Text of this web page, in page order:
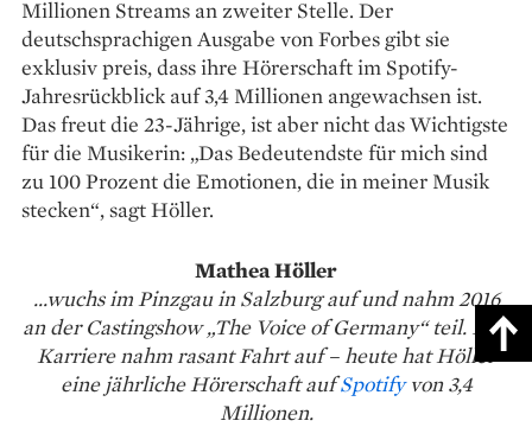
Millionen Streams an zweiter Stelle. Der
deutschsprachigen Ausgabe von Forbes gibt sie
exklusiv preis, dass ihre Hörerschaft im Spotify-
Jahresrückblick auf 3,4 Millionen angewachsen ist.
Das freut die 23-Jäh­rige, ist aber nicht das Wichtigste
für die Musikerin: „Das Bedeutendste für mich sind
zu 100 Prozent die Emotionen, die in meiner Musik
stecken“, sagt Höller.
Mathea Höller
...wuchs im Pinzgau in Salzburg auf und nahm 2016
an der Castingshow „The Voice of Germany“ teil. Ihre
Karriere nahm rasant Fahrt auf – heute hat Höller
eine jähr­liche Hörerschaft aufSpotifyvon 3,4
Millionen.